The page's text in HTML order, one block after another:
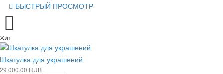
БЫСТРЫЙ ПРОСМОТР
Хит
Шкатулка для украшений
29 000.00 RUB